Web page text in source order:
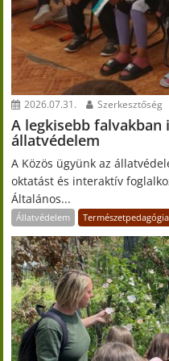
2026.07.31. Szerkesztőség
A legkisebb falvakban
állatvédelem
A Közös ügyünk az
oktatást és interaktív
Általános...
Állatvédelem Természetpedagógia